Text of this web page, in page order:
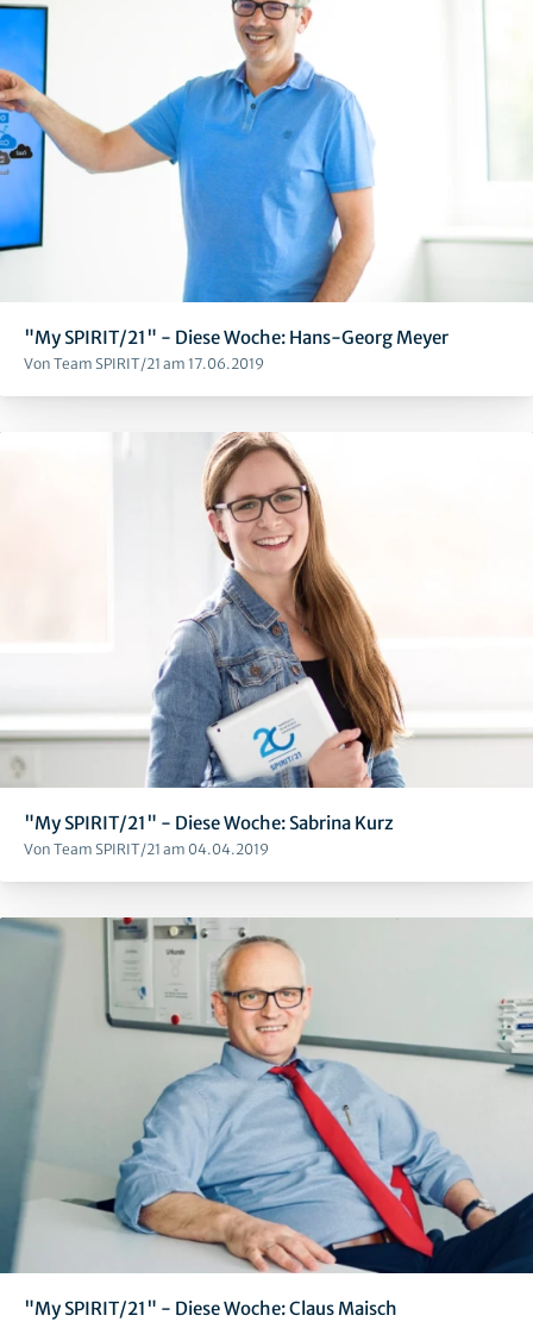
"My SPIRIT/21" - Diese Woche: Hans-Georg Meyer
Von Team SPIRIT/21 am 17.06.2019
"My SPIRIT/21" - Diese Woche: Sabrina Kurz
Von Team SPIRIT/21 am 04.04.2019
"My SPIRIT/21" - Diese Woche: Claus Maisch